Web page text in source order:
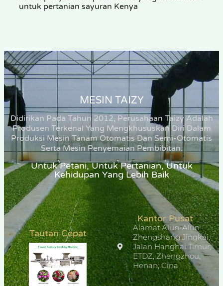
untuk pertanian sayuran Kenya
MESIN TAIZY
Didirikan Pada Tahun 2012, Perusahaan Taizy Adalah
Produsen Terkenal Yang Mengkhususkan Diri Dalam
Produksi Mesin Tanam Otomatis Dan Semi-Otomatis
Serta Mesin Penyemaian Pembibitan.
Untuk Petani, Untuk Pertanian, Untuk
Kehidupan Yang Lebih Baik
Tautan Cepat
Kantor Pusat
Alamat:Alun-Alun
Zhengshang Jingkai,
Jalan Hanghai Timur,
ETDZ, Zhengzhou,
Henan, Cina